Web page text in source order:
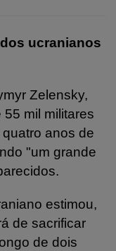
ucranianos
Zelensky,
mil militares
anos de
"um grande
estimou,
de sacrificar
de dois